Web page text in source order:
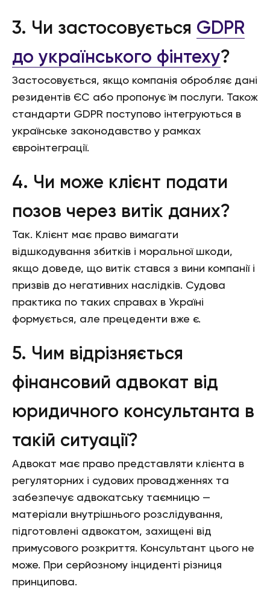
3. Чи застосовується GDPR
до українського фінтеху?
Застосовується, якщо компанія обробляє дані
резидентів ЄС або пропонує їм послуги. Також
стандарти GDPR поступово інтегруються в
українське законодавство у рамках
євроінтеграції.
4. Чи може клієнт подати
позов через витік даних?
Так. Клієнт має право вимагати
відшкодування збитків і моральної шкоди,
якщо доведе, що витік стався з вини компанії і
призвів до негативних наслідків. Судова
практика по таких справах в Україні
формується, але прецеденти вже є.
5. Чим відрізняється
фінансовий адвокат від
юридичного консультанта в
такій ситуації?
Адвокат має право представляти клієнта в
регуляторних і судових провадженнях та
забезпечує адвокатську таємницю —
матеріали внутрішнього розслідування,
підготовлені адвокатом, захищені від
примусового розкриття. Консультант цього не
може. При серйозному інциденті різниця
принципова.